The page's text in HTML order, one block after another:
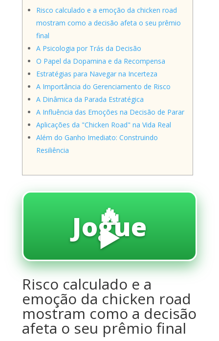
Risco calculado e a emoção da chicken road
mostram como a decisão afeta o seu prêmio
final
A Psicologia por Trás da Decisão
O Papel da Dopamina e da Recompensa
Estratégias para Navegar na Incerteza
A Importância do Gerenciamento de Risco
A Dinâmica da Parada Estratégica
A Influência das Emoções na Decisão de Parar
Aplicações da "Chicken Road" na Vida Real
Além do Ganho Imediato: Construindo
Resiliência
🔥
Jogue
▶️
Risco calculado e a
emoção da chicken road
mostram como a decisão
afeta o seu prêmio final